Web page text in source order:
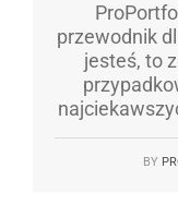
przewodnik
jesteś, to
BY